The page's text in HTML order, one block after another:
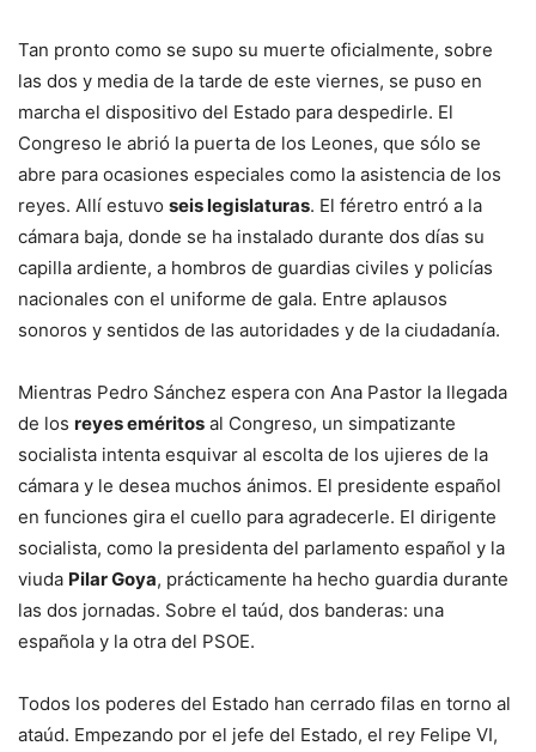
Tan pronto como se supo su muerte oficialmente, sobre
las dos y media de la tarde de este viernes, se puso en
marcha el dispositivo del Estado para despedirle. El
Congreso le abrió la puerta de los Leones, que sólo se
abre para ocasiones especiales como la asistencia de los
reyes. Allí estuvo seis legislaturas. El féretro entró a la
cámara baja, donde se ha instalado durante dos días su
capilla ardiente, a hombros de guardias civiles y policías
nacionales con el uniforme de gala. Entre aplausos
sonoros y sentidos de las autoridades y de la ciudadanía.
Mientras Pedro Sánchez espera con Ana Pastor la llegada
de los reyes eméritos al Congreso, un simpatizante
socialista intenta esquivar al escolta de los ujieres de la
cámara y le desea muchos ánimos. El presidente español
en funciones gira el cuello para agradecerle. El dirigente
socialista, como la presidenta del parlamento español y la
viuda Pilar Goya, prácticamente ha hecho guardia durante
las dos jornadas. Sobre el taúd, dos banderas: una
española y la otra del PSOE.
Todos los poderes del Estado han cerrado filas en torno al
ataúd. Empezando por el jefe del Estado, el rey Felipe VI,